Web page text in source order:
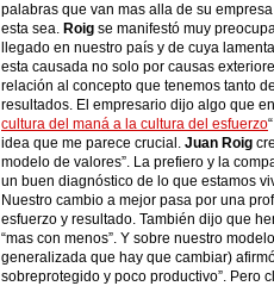
palabras que van mas alla de su
esta sea. Roig se manifestó muy
llegado en nuestro país y de cuya
esta causada no solo por causas
relación al concepto que tenemos tanto
resultados. El empresario dijo algo que
cultura del maná a la cultura del esfuerzo
idea que me parece crucial. Juan Roig
modelo de valores”. La prefiero y la
un buen diagnóstico de lo que estamos
Nuestro cambio a mejor pasa por una
esfuerzo y resultado. También dijo que
“mas con menos”. Y sobre nuestro
generalizada que hay que cambiar)
sobreprotegido y poco productivo”. Pero